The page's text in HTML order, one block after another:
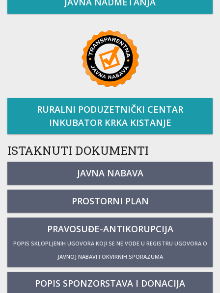
RURALNI PODUZETNIČKI CENTAR
INKUBATOR KRKA KISTANJE
ISTAKNUTI DOKUMENTI
JAVNA NABAVA
PROSTORNI PLAN
PRAVOSUĐE-ANTIKORUPCIJA
POPIS SKLOPLJENIH UGOVORA KOJI SE NE VODE U REGISTRU UGOVORA O
JAVNOJ NABAVI I OKVIRNIH SPORAZUMA
POPIS SPONZORSTAVA I DONACIJA